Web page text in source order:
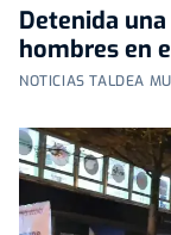
Detenida
hombres en
NOTICIAS TALDEA